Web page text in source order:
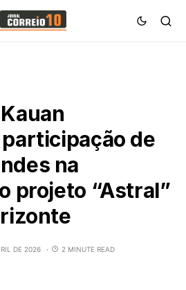
de
na
projeto “Astral”
DE 2026
2 MINUTE READ